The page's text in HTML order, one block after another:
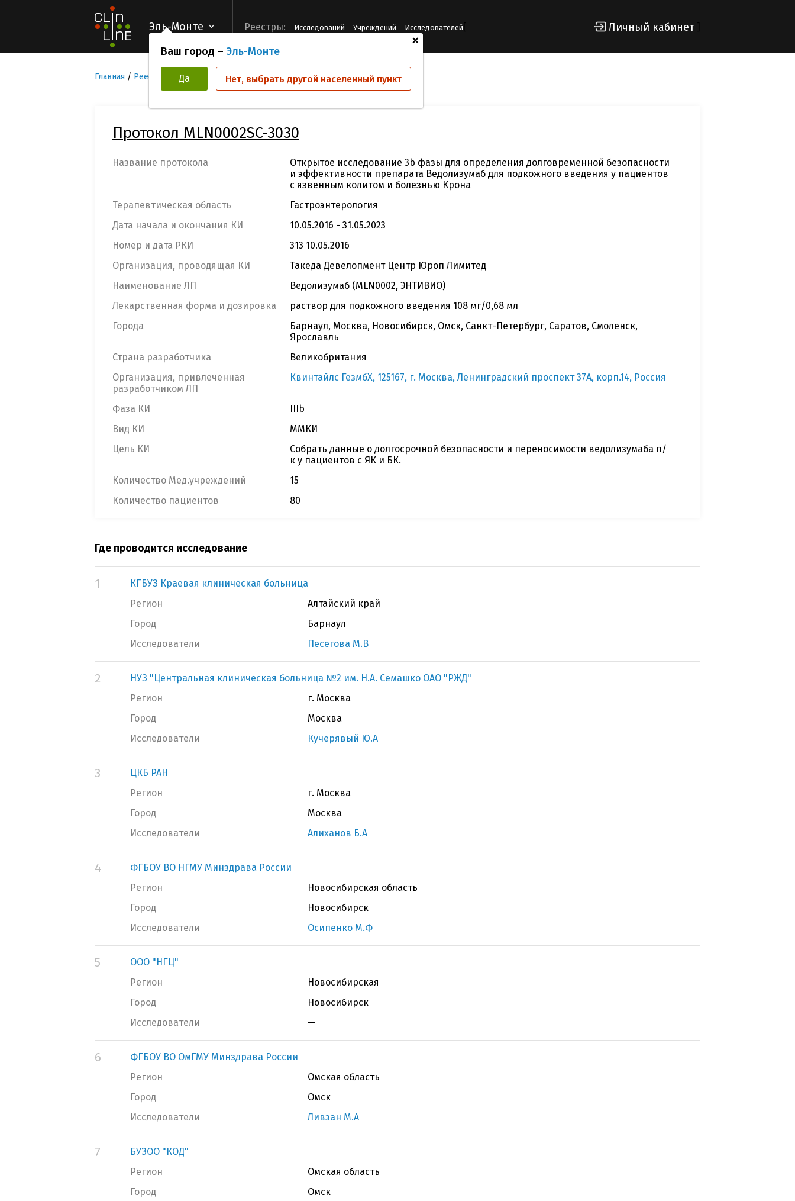
Эль-Монте
+
Ваш город – Эль-Монте
Да Нет, выбрать другой населенный пункт
Реестры: Исследований Учреждений Исследователей Личный кабинет
Главная Реестр Клинических исследований MLN0002SC-3030
Протокол MLN0002SC-3030
Название протокола
Открытое исследование 3b фазы для определения долговременной безопасности
и эффективности препарата Ведолизумаб для подкожного введения у пациентов
с язвенным колитом и болезнью Крона
Терапевтическая область
Гастроэнтерология
Дата начала и окончания КИ
10.05.2016 - 31.05.2023
Номер и дата РКИ
313 10.05.2016
Организация, проводящая КИ
Такеда Девелопмент Центр Юроп Лимитед
Наименование ЛП
Ведолизумаб (MLN0002, ЭНТИВИО)
Лекарственная форма и дозировка
раствор для подкожного введения 108 мг/0,68 мл
Города
Барнаул, Москва, Новосибирск, Омск, Санкт-Петербург, Саратов, Смоленск,
Ярославль
Страна разработчика
Великобритания
Организация, привлеченная
разработчиком ЛП
Квинтайлс ГезмбХ, 125167, г. Москва, Ленинградский проспект 37А, корп.14, Россия
Фаза КИ
IIIb
Вид КИ
ММКИ
Цель КИ
Собрать данные о долгосрочной безопасности и переносимости ведолизумаба п/
к у пациентов с ЯК и БК.
Количество Мед.учреждений
15
Количество пациентов
80
Где проводится исследование
1
КГБУЗ Краевая клиническая больница
Регион
Алтайский край
Город
Барнаул
Исследователи
Песегова М.В
2
НУЗ "Центральная клиническая больница №2 им. Н.А. Семашко ОАО "РЖД"
Регион
г. Москва
Город
Москва
Исследователи
Кучерявый Ю.А
3
ЦКБ РАН
Регион
г. Москва
Город
Москва
Исследователи
Алиханов Б.А
4
ФГБОУ ВО НГМУ Минздрава России
Регион
Новосибирская область
Город
Новосибирск
Исследователи
Осипенко М.Ф
5
ООО "НГЦ"
Регион
Новосибирская
Город
Новосибирск
Исследователи
—
6
ФГБОУ ВО ОмГМУ Минздрава России
Регион
Омская область
Город
Омск
Исследователи
Ливзан М.А
7
БУЗОО "КОД"
Регион
Омская область
Город
Омск